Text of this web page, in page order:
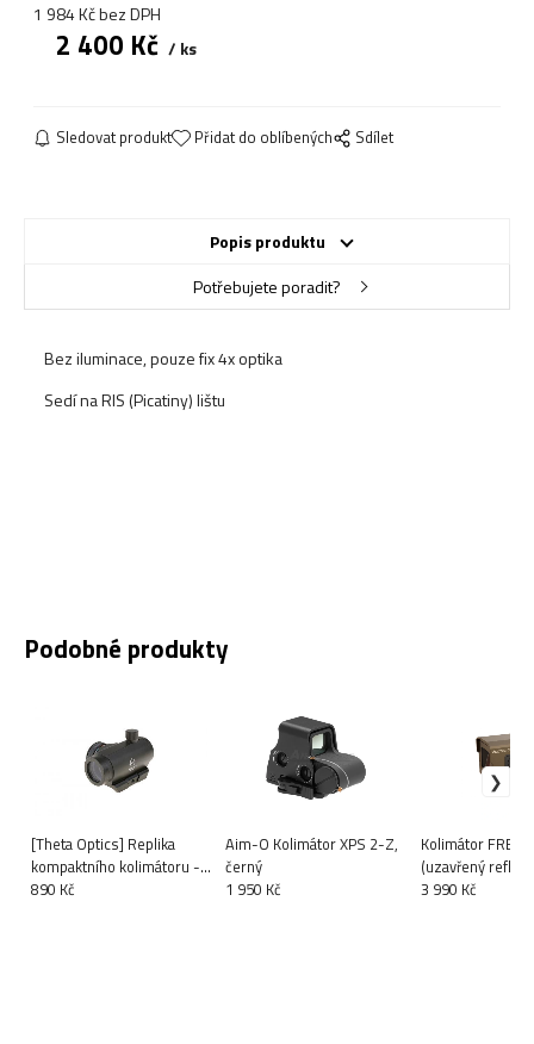
1 984Kčbez DPH
2 400 Kč ks
Sledovat produkt Přidat do oblíbených Sdílet
Popis produktu
Potřebujete poradit?
Bez iluminace, pouze fix 4x optika
Sedí na RIS (Picatiny) lištu
Podobné produkty
[Theta Optics] Replika
kompaktního kolimátoru -
černá
890 Kč
Aim-O Kolimátor XPS 2-Z,
černý
1 950 Kč
Kolimátor
(uzavřený
- bronzový (FDE)
3 990 Kč